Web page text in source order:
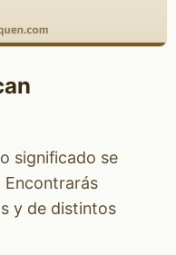
significado se
Encontrarás
y de distintos